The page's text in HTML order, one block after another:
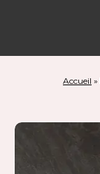
Accueil »